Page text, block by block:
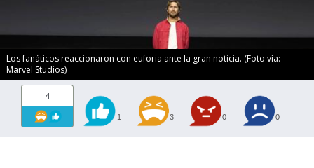
Los fanáticos reaccionaron con euforia ante la gran noticia. (Foto vía:
Marvel Studios)
4
1 3 0 0